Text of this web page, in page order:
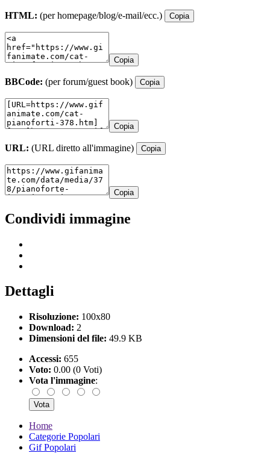
HTML: (per homepage/blog/e-mail/ecc.) Copia
Copia
BBCode: (per forum/guest book) Copia
Copia
URL: (URL diretto all'immagine) Copia
Copia
Condividi immagine
Dettagli
Risoluzione: 100x80
Download: 2
Dimensioni del file: 49.9 KB
Accessi: 655
Voto: 0.00 (0 Voti)
Vota l'immagine:
Home
Categorie Popolari
Gif Popolari